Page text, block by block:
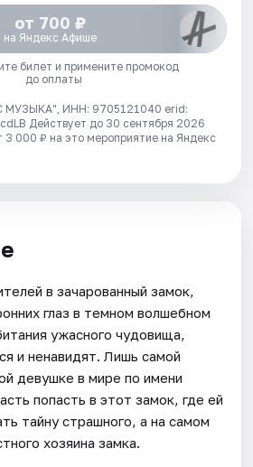
от 700 ₽
на Яндекс Афише
билет и примените промокод
до оплаты
МУЗЫКА", ИНН: 9705121040 erid:
Действует до 30 сентября 2026
3 000 ₽ на это мероприятие на Яндекс
в зачарованный замок,
глаз в темном волшебном
ужасного чудовища,
и ненавидят. Лишь самой
девушке в мире по имени
попасть в этот замок, где ей
тайну страшного, а на самом
хозяина замка.